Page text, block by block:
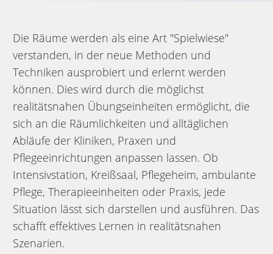
Die Räume werden als eine Art "Spielwiese"
verstanden, in der neue Methoden und
Techniken ausprobiert und erlernt werden
können. Dies wird durch die möglichst
realitätsnahen Übungseinheiten ermöglicht, die
sich an die Räumlichkeiten und alltäglichen
Abläufe der Kliniken, Praxen und
Pflegeeinrichtungen anpassen lassen. Ob
Intensivstation, Kreißsaal, Pflegeheim, ambulante
Pflege, Therapieeinheiten oder Praxis, jede
Situation lässt sich darstellen und ausführen. Das
schafft effektives Lernen in realitätsnahen
Szenarien.